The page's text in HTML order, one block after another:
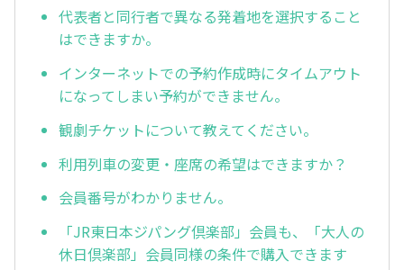
代表者と同行者で異なる発着地を選択すること
はできますか。
インターネットでの予約作成時にタイムアウト
になってしまい予約ができません。
観劇チケットについて教えてください。
利用列車の変更・座席の希望はできますか？
会員番号がわかりません。
「JR東日本ジパング倶楽部」会員も、「大人の
休日倶楽部」会員同様の条件で購入できます